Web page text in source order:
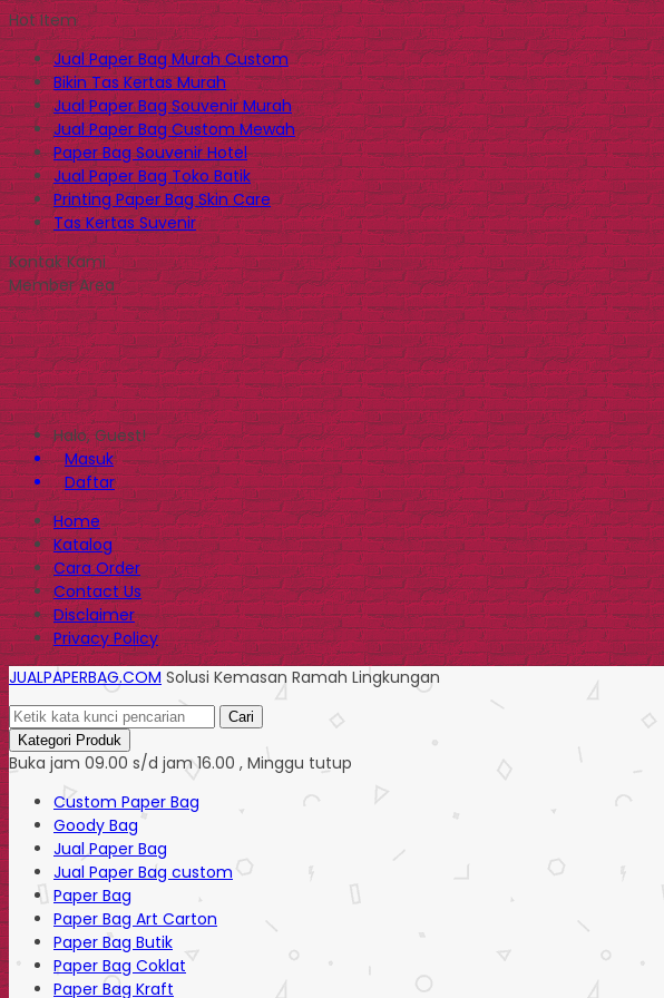
Hot Item
Jual Paper Bag Murah Custom
Bikin Tas Kertas Murah
Jual Paper Bag Souvenir Murah
Jual Paper Bag Custom Mewah
Paper Bag Souvenir Hotel
Jual Paper Bag Toko Batik
Printing Paper Bag Skin Care
Tas Kertas Suvenir
Kontak Kami
Member Area
Halo, Guest!
Masuk
Daftar
Home
Katalog
Cara Order
Contact Us
Disclaimer
Privacy Policy
JUALPAPERBAG.COM Solusi Kemasan Ramah Lingkungan
Cari
Kategori Produk
Buka jam 09.00 s/d jam 16.00 , Minggu tutup
Custom Paper Bag
Goody Bag
Jual Paper Bag
Jual Paper Bag custom
Paper Bag
Paper Bag Art Carton
Paper Bag Butik
Paper Bag Coklat
Paper Bag Kraft